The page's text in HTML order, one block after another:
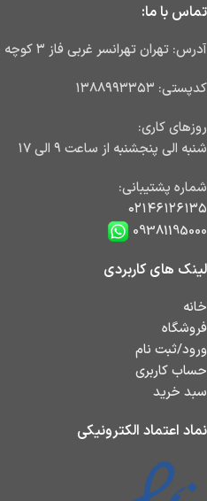
تماس با ما:
آدرس: تهران تهرانسر غربی فاز ۳ کوچه نوروزی پلاک ۳۰ واحد ۲
کدپستی: ۱۳۸۸۹۹۳۳۵۳
روزهای کاری:
شنبه الی پنجشنبه از ساعت ۹ الی ۱۷
شماره پشتیبانی:
۰۲۱۴۶۱۲۶۱۳۵
09381195000
لینک های کاربردی
خانه
فروشگاه
ورود/ثبت نام
حساب کاربری
سبد خرید
نماد اعتماد الکترونیکی